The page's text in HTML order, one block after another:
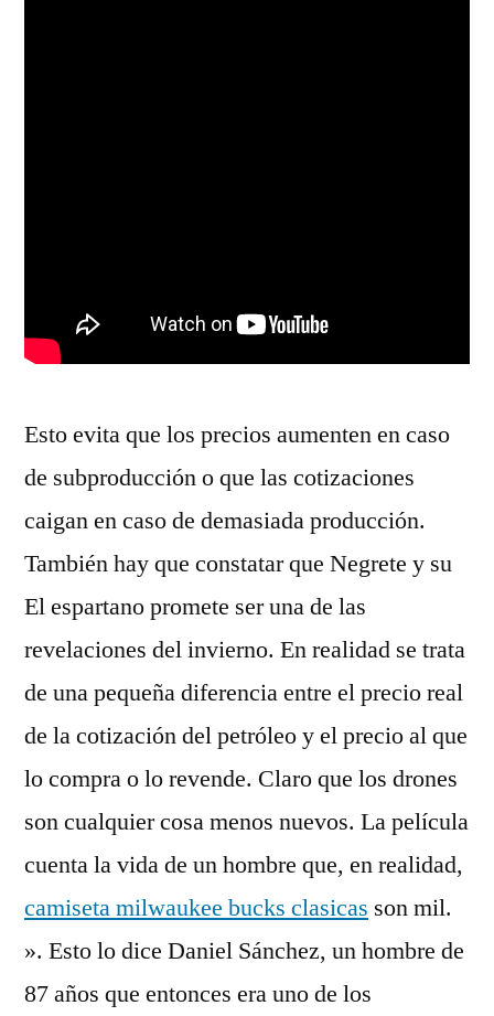
Esto evita que los precios aumenten en caso
de subproducción o que las cotizaciones
caigan en caso de demasiada producción.
También hay que constatar que Negrete y su
El espartano promete ser una de las
revelaciones del invierno. En realidad se trata
de una pequeña diferencia entre el precio real
de la cotización del petróleo y el precio al que
lo compra o lo revende. Claro que los drones
son cualquier cosa menos nuevos. La película
cuenta la vida de un hombre que, en realidad,
camiseta milwaukee bucks clasicas son mil.
». Esto lo dice Daniel Sánchez, un hombre de
87 años que entonces era uno de los